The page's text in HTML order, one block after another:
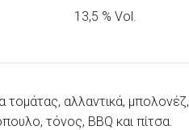
13,5 % Vol.
τομάτας, αλλαντικά, μπολονέζ,
τόνος, BBQ και πίτσα.